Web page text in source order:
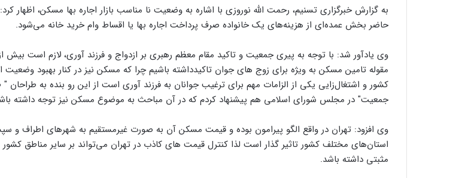
به گزارش خبرگزاری تسنیم، رحمت الله نوروزی با اشاره به وضعیت نا مناسب بازار اجاره بها مسکن، اظهار
حاضر بخش عمده‌ای از هزینه‌های یک خانواده صرف پرداخت اجاره بها یا اقساط وام خرید خانه می‌شود.
وی یادآور شد: با توجه به پیری جمعیت و تاکید مقام معظم رهبری بر ازدواج و فرزند آوری، لازم است بیش
مقوله تامین مسکن به ویژه برای زوج های جوان تاکیدداشته باشیم چرا که مسکن نیز در کنار بهبود وضعیت
کشور و اشتغال‌زایی یکی از الزامات مهم برای ترغیب جوانان به فرزند آوری است از این رو بنده به طراحان
جمعیت" در مجلس شورای اسلامی هم پیشنهاد کردم که در آن مباحث به موضوع مسکن نیز توجه داشته
وی افزود:‌ تهران در واقع الگو پیرامون بوده و قیمت مسکن آن به صورت غیرمستقیم به شهرهای اطراف و
استان‌های مختلف کشور تاثیر گذار است لذا کنترل قیمت های کاذب در تهران می‌تواند بر سایر مناطق
مثبتی داشته باشد.